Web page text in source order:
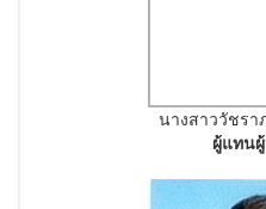
นางสาววัชร
ผู้แทน